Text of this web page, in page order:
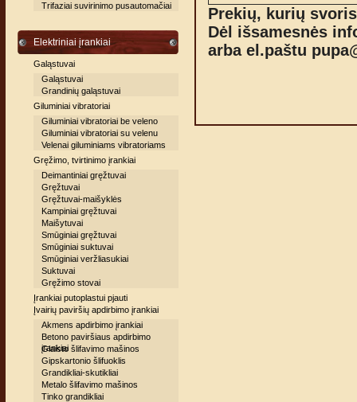
Trifaziai suvirinimo pusautomačiai
Elektriniai įrankiai
Galąstuvai
Galąstuvai
Grandinių galąstuvai
Giluminiai vibratoriai
Giluminiai vibratoriai be veleno
Giluminiai vibratoriai su velenu
Velenai giluminiams vibratoriams
Gręžimo, tvirtinimo įrankiai
Deimantiniai gręžtuvai
Gręžtuvai
Gręžtuvai-maišyklės
Kampiniai gręžtuvai
Maišytuvai
Smūginiai gręžtuvai
Smūginiai suktuvai
Smūginiai veržliasukiai
Suktuvai
Gręžimo stovai
Įrankiai putoplastui pjauti
Įvairių paviršių apdirbimo įrankiai
Akmens apdirbimo įrankiai
Betono paviršiaus apdirbimo
įrankiai
Glaisto šlifavimo mašinos
Gipskartonio šlifuoklis
Grandikliai-skutikliai
Metalo šlifavimo mašinos
Tinko grandikliai
Prekių, kurių
Dėl išsamesnės
arba el.paštu pupa